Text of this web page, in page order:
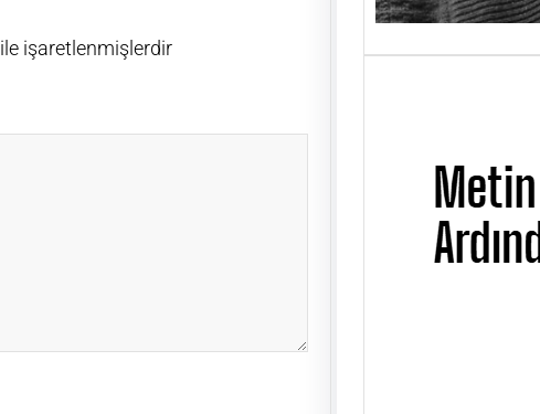
ile işaretlenmişlerdir